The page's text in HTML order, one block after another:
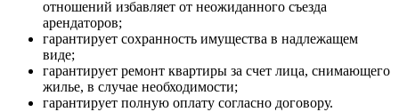
отношений избавляет от неожиданного съезда
арендаторов;
гарантирует сохранность имущества в надлежащем
виде;
гарантирует ремонт квартиры за счет лица, снимающего
жилье, в случае необходимости;
гарантирует полную оплату согласно договору.